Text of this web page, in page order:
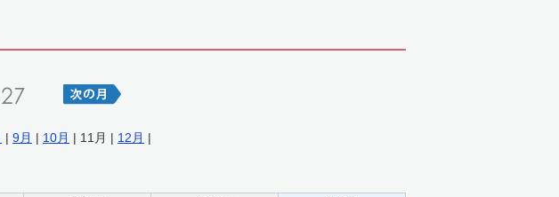
| 9月 | 10月 | 11月 | 12月 |